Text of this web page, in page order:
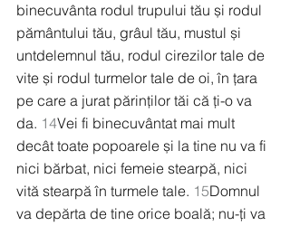
binecuvânta rodul trupului tău și rodul
pământului tău, grâul tău, mustul și
untdelemnul tău, rodul cirezilor tale de
vite și rodul turmelor tale de oi, în țara
pe care a jurat părinților tăi că ți-o va
da. 14Vei fi binecuvântat mai mult
decât toate popoarele și la tine nu va fi
nici bărbat, nici femeie stearpă, nici
vită stearpă în turmele tale. 15Domnul
va depărta de tine orice boală; nu-ți va